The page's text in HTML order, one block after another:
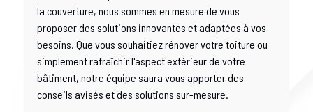
la couverture, nous sommes en mesure de vous
proposer des solutions innovantes et adaptées à vos
besoins. Que vous souhaitiez rénover votre toiture ou
simplement rafraîchir l'aspect extérieur de votre
bâtiment, notre équipe saura vous apporter des
conseils avisés et des solutions sur-mesure.